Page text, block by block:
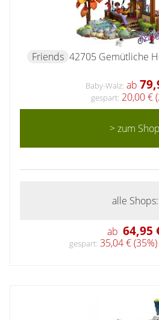
Friends 42705 Gemütliche
Baby-Walz: ab
gespart: 20,00 €
> zum Shop
alle Shops:
ab 64,95
gespart: 35,04 € (35%)